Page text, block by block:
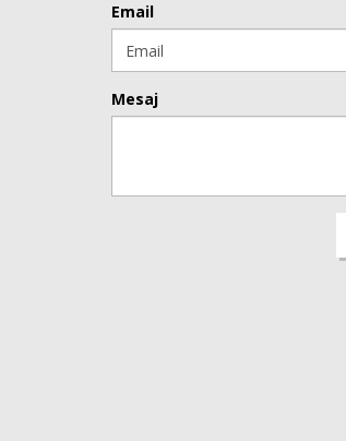
Email
Mesaj